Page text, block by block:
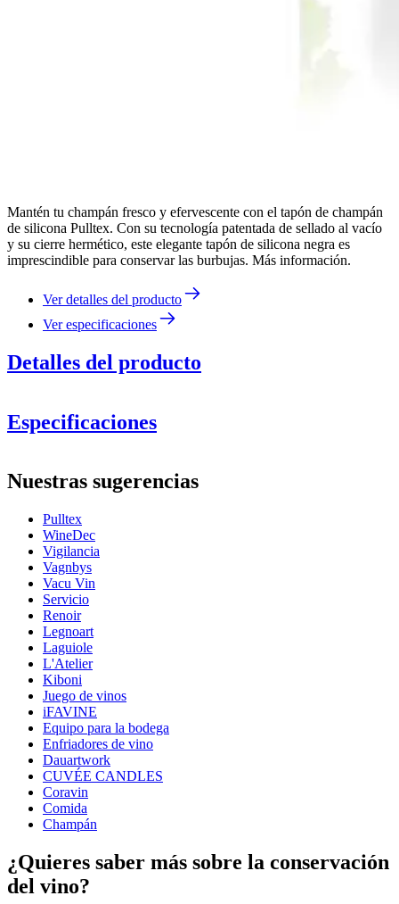
Mantén tu champán fresco y efervescente con el tapón de champán
de silicona Pulltex. Con su tecnología patentada de sellado al vacío
y su cierre hermético, este elegante tapón de silicona negra es
imprescindible para conservar las burbujas. Más información.
Ver detalles del producto
Ver especificaciones
Detalles del producto
Especificaciones
Número de producto117-927-01
Dimensiones (AnxAlxP cm)
Peso (kg)1
Altura (cm)
Profundidad (cm)
wine accessories
Status When Soldout
Nuestras sugerencias
Pulltex
WineDec
Vigilancia
Vagnbys
Vacu Vin
Servicio
Renoir
Legnoart
Laguiole
L'Atelier
Kiboni
Juego de vinos
iFAVINE
Equipo para la bodega
Enfriadores de vino
Dauartwork
CUVÉE CANDLES
Coravin
Comida
Champán
¿Quieres saber más sobre la conservación
del vino?